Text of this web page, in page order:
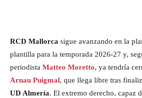
RCD Mallorca sigue avanzando en la
plantilla para la temporada 2026-27 y,
periodista Matteo Moretto, ya tendría
Arnau Puigmal, que llega libre tras
UD Almería. El extremo derecho, capaz